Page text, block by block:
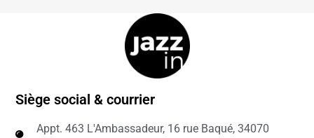
Siège social & courrier
Appt. 463 L'Ambassadeur, 16 rue Baqué, 34070